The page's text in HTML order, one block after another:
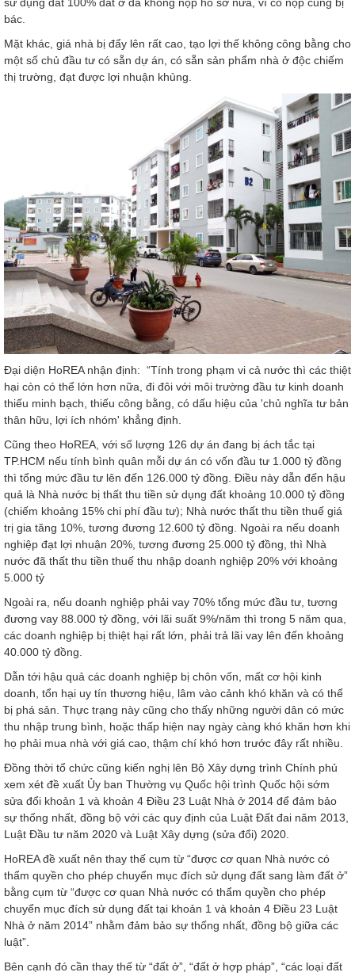
bác.
Mặt khác, giá nhà bị đẩy lên rất cao, tạo lợi thế không công bằng cho
một số chủ đầu tư có sẵn dự án, có sẵn sản phẩm nhà ở độc chiếm
thị trường, đạt được lợi nhuận khủng.
Đại diện HoREA nhận định: “Tính trong phạm vi cả nước thì các thiệt
hại còn có thể lớn hơn nữa, đi đôi với môi trường đầu tư kinh doanh
thiếu minh bạch, thiếu công bằng, có dấu hiệu của 'chủ nghĩa tư bản
thân hữu, lợi ích nhóm' khẳng định.
Cũng theo HoREA, với số lượng 126 dự án đang bị ách tắc tại
TP.HCM nếu tính bình quân mỗi dự án có vốn đầu tư 1.000 tỷ đồng
thì tổng mức đầu tư lên đến 126.000 tỷ đồng. Điều này dẫn đến hậu
quả là Nhà nước bị thất thu tiền sử dụng đất khoảng 10.000 tỷ đồng
(chiếm khoảng 15% chi phí đầu tư); Nhà nước thất thu tiền thuế giá
trị gia tăng 10%, tương đương 12.600 tỷ đồng. Ngoài ra nếu doanh
nghiệp đạt lợi nhuận 20%, tương đương 25.000 tỷ đồng, thì Nhà
nước đã thất thu tiền thuế thu nhập doanh nghiệp 20% với khoảng
5.000 tỷ
Ngoài ra, nếu doanh nghiệp phải vay 70% tổng mức đầu tư, tương
đương vay 88.000 tỷ đồng, với lãi suất 9%/năm thì trong 5 năm qua,
các doanh nghiệp bị thiệt hại rất lớn, phải trả lãi vay lên đến khoảng
40.000 tỷ đồng.
Dẫn tới hậu quả các doanh nghiệp bị chôn vốn, mất cơ hội kinh
doanh, tổn hại uy tín thương hiệu, lâm vào cảnh khó khăn và có thể
bị phá sản. Thực trạng này cũng cho thấy những người dân có mức
thu nhập trung bình, hoặc thấp hiện nay ngày càng khó khăn hơn khi
họ phải mua nhà với giá cao, thậm chí khó hơn trước đây rất nhiều.
Đồng thời tổ chức cũng kiến nghị lên Bộ Xây dựng trình Chính phủ
xem xét đề xuất Ủy ban Thường vụ Quốc hội trình Quốc hội sớm
sửa đổi khoản 1 và khoản 4 Điều 23 Luật Nhà ở 2014 để đảm bảo
sự thống nhất, đồng bộ với các quy định của Luật Đất đai năm 2013,
Luật Đầu tư năm 2020 và Luật Xây dựng (sửa đổi) 2020.
HoREA đề xuất nên thay thế cụm từ “được cơ quan Nhà nước có
thẩm quyền cho phép chuyển mục đích sử dụng đất sang làm đất ở”
bằng cụm từ “được cơ quan Nhà nước có thẩm quyền cho phép
chuyển mục đích sử dụng đất tại khoản 1 và khoản 4 Điều 23 Luật
Nhà ở năm 2014” nhằm đảm bảo sự thống nhất, đồng bộ giữa các
luật”.
Bên cạnh đó cần thay thế từ “đất ở”, “đất ở hợp pháp”, “các loại đất